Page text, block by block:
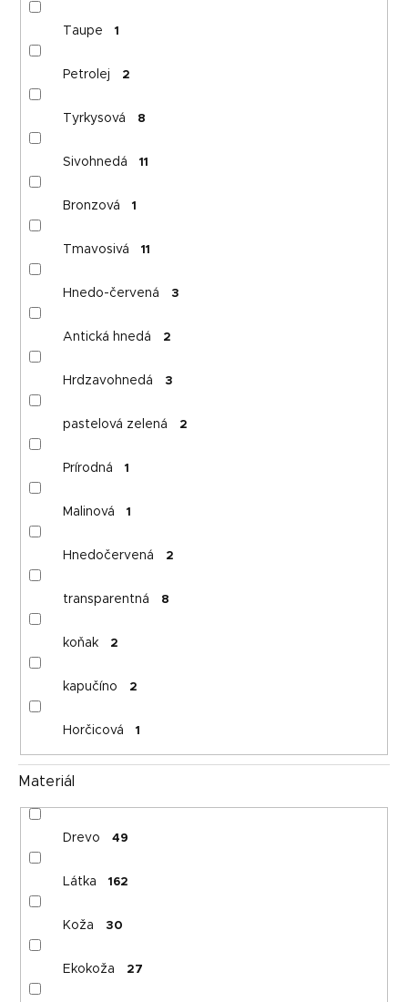
Taupe 1
Petrolej 2
Tyrkysová 8
Sivohnedá 11
Bronzová 1
Tmavosivá 11
Hnedo-červená 3
Antická hnedá 2
Hrdzavohnedá 3
pastelová zelená 2
Prírodná 1
Malinová 1
Hnedočervená 2
transparentná 8
koňak 2
kapučíno 2
Horčicová 1
Materiál
Drevo 49
Látka 162
Koža 30
Ekokoža 27